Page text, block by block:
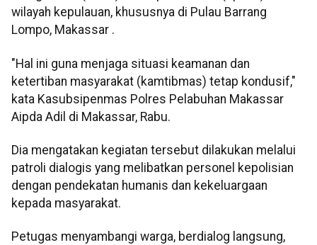
wilayah kepulauan, khususnya di Pulau Barrang
Lompo, Makassar .
"Hal ini guna menjaga situasi keamanan dan
ketertiban masyarakat (kamtibmas) tetap kondusif,"
kata Kasubsipenmas Polres Pelabuhan Makassar
Aipda Adil di Makassar, Rabu.
Dia mengatakan kegiatan tersebut dilakukan melalui
patroli dialogis yang melibatkan personel kepolisian
dengan pendekatan humanis dan kekeluargaan
kepada masyarakat.
Petugas menyambangi warga, berdialog langsung,